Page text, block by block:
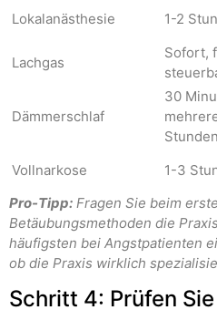
Lokalanästhesie 1-2
Lachgas
Sofort,
Dämmerschlaf
30
Stunden
Vollnarkose 1-3
Pro-Tipp: Fragen Sie beim
Betäubungsmethoden die
häufigsten bei Angstpatienten
ob die Praxis wirklich
Schritt 4: Prüfen